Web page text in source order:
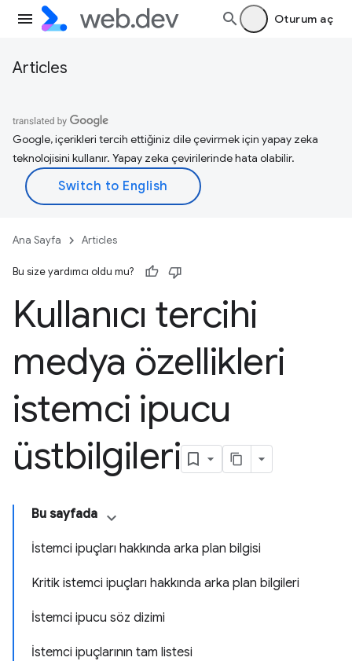
Oturum aç
Articles
Google, içerikleri tercih ettiğiniz dile çevirmek için yapay zeka
teknolojisini kullanır. Yapay zeka çevirilerinde hata olabilir.
Ana Sayfa Articles
Bu size yardımcı oldu mu?
Kullanıcı tercihi
medya özellikleri
istemci ipucu
üstbilgileri
Bu sayfada
İstemci ipuçları hakkında arka plan bilgisi
Kritik istemci ipuçları hakkında arka plan bilgileri
İstemci ipucu söz dizimi
İstemci ipuçlarının tam listesi